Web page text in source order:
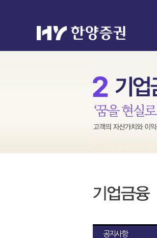
공지사항